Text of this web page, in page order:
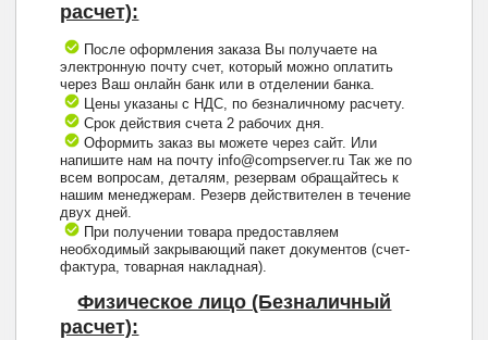
расчет):
После оформления заказа Вы получаете на
электронную почту счет, который можно оплатить
через Ваш онлайн банк или в отделении банка.
Цены указаны с НДС, по безналичному расчету.
Срок действия счета 2 рабочих дня.
Оформить заказ вы можете через сайт. Или
напишите нам на почту info@compserver.ru Так же по
всем вопросам, деталям, резервам обращайтесь к
нашим менеджерам. Резерв действителен в течение
двух дней.
При получении товара предоставляем
необходимый закрывающий пакет документов (счет-
фактура, товарная накладная).
Физическое лицо (Безналичный
расчет):